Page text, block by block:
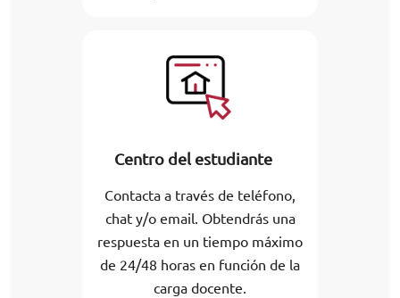
Centro del estudiante
Contacta a través de teléfono,
chat y/o email. Obtendrás una
respuesta en un tiempo máximo
de 24/48 horas en función de la
carga docente.